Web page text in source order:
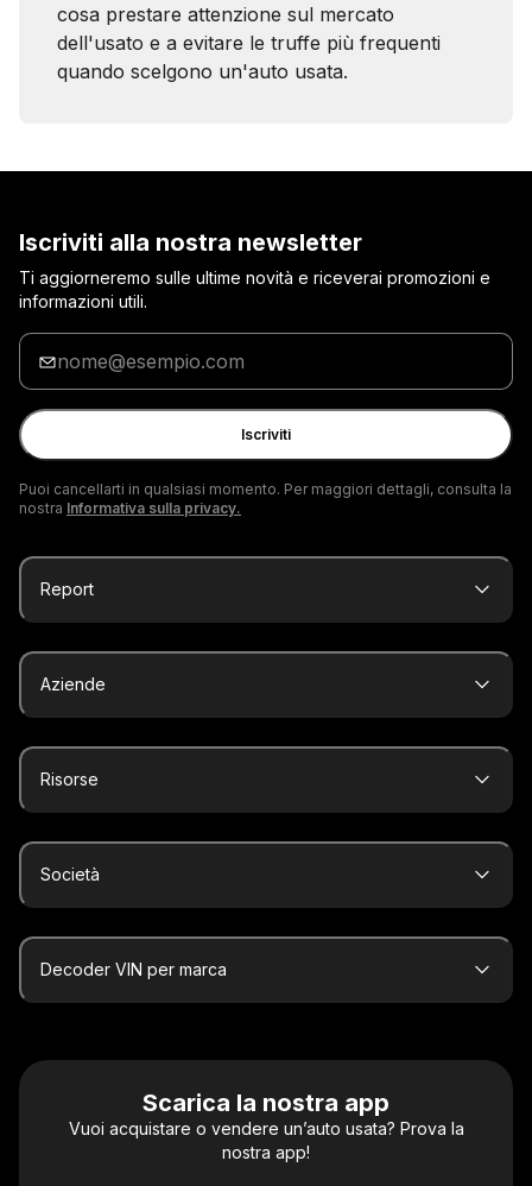
cosa prestare attenzione sul mercato
dell'usato e a evitare le truffe più frequenti
quando scelgono un'auto usata.
Iscriviti alla nostra newsletter
Ti aggiorneremo sulle ultime novità e riceverai promozioni e
informazioni utili.
Inserisci
tua
e-
mail
Iscriviti
Puoi cancellarti in qualsiasi momento. Per maggiori dettagli, consulta la
nostra Informativa sulla privacy.
Report
Aziende
Risorse
Società
Decoder VIN per marca
Scarica la nostra app
Vuoi acquistare o vendere un’auto usata? Prova la
nostra app!